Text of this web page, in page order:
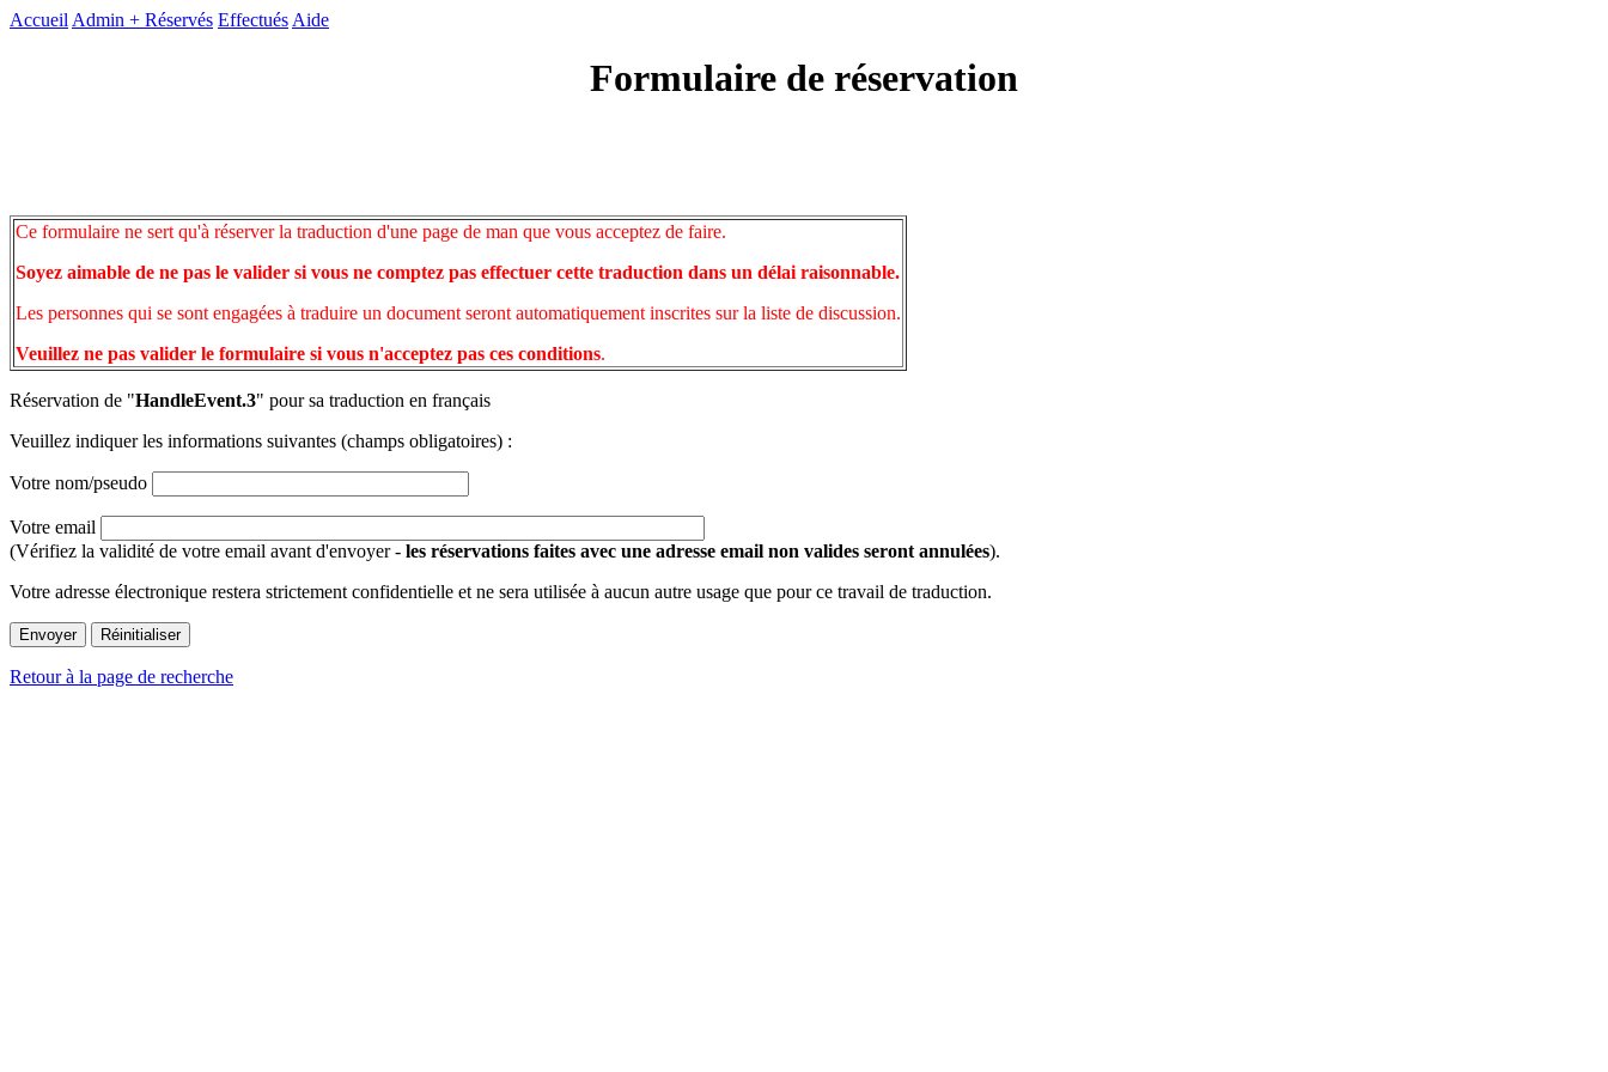
Accueil Admin + Réservés Effectués Aide
Formulaire de réservation
Ce formulaire ne sert qu'à réserver la traduction d'une page de man que vous acceptez de faire.
Soyez aimable de ne pas le valider si vous ne comptez pas effectuer cette traduction dans un délai raisonnable.
Les personnes qui se sont engagées à traduire un document seront automatiquement inscrites sur la liste de discussion.
Veuillez ne pas valider le formulaire si vous n'acceptez pas ces conditions.
Réservation de "HandleEvent.3" pour sa traduction en français
Veuillez indiquer les informations suivantes (champs obligatoires) :
Votre nom/pseudo
Votre email
(Vérifiez la validité de votre email avant d'envoyer - les réservations faites avec une adresse email non valides seront annulées).
Votre adresse électronique restera strictement confidentielle et ne sera utilisée à aucun autre usage que pour ce travail de traduction.
Retour à la page de recherche